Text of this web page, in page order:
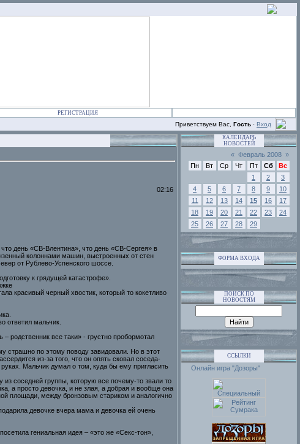
РЕГИСТРАЦИЯ
Приветствуем Вас, Гость · Вход
02:16
день «СВ-Влентина», что день «СВ-Сергея» в
колоннами машин, выстроенных от стен
от Рублево-Успенского шоссе.
к грядущей катастрофе».
красивый черный хвостик, который то кокетливо
ответил мальчик.
все таки» - грустно пробормотал
страшно по этому поводу завидовали. Но в этот
из-за того, что он опять сковал соседа-
Мальчик думал о том, куда бы ему пригласить
соседней группы, которую все почему-то звали то
а просто девочка, и не злая, а добрая и вообще она
площади, между бронзовым стариком и аналогично
девочке вчера мама и девочка ей очень
гениальная идея – «это же «Секс-тон»,
КАЛЕНДАРЬ
НОВОСТЕЙ
« Февраль 2008 »
Пн
Вт Ср Чт Пт Сб
Вс
1
2
3
4
5 6 7 8 9
10
11
12 13 14 15 16
17
18
19 20 21 22 23
24
25
26 27 28 29
ФОРМА ВХОДА
ПОИСК ПО
НОВОСТЯМ
ССЫЛКИ
Онлайн игра "Дозоры"